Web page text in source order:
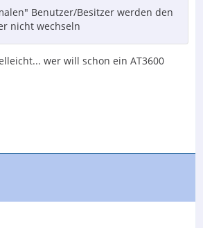
Benutzer/Besitzer werden den
nicht wechseln
wer will schon ein AT3600